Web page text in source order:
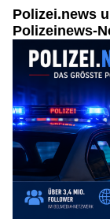
Polizei.news
Polizeinews-